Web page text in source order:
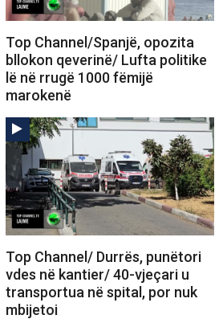
Top Channel/Spanjë, opozita
bllokon qeverinë/ Lufta politike
lë në rrugë 1000 fëmijë
marokenë
Top Channel/ Durrës, punëtori
vdes në kantier/ 40-vjeçari u
transportua në spital, por nuk
mbijetoi